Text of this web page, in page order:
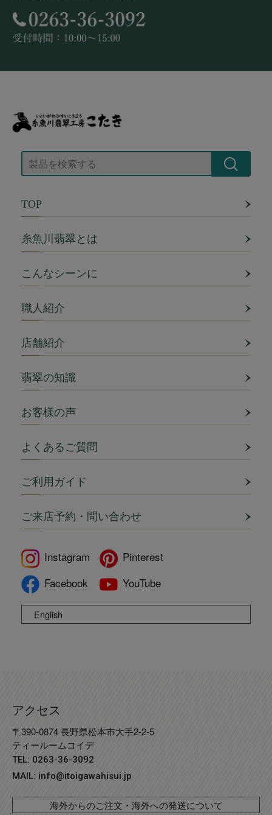
TOP
糸魚川翡翠とは
こんなシーンに
職人紹介
店舗紹介
翡翠の知識
お客様の声
よくあるご質問
ご利用ガイド
ご来店予約・問い合わせ
Instagram
Pinterest
Facebook
YouTube
English
アクセス
〒390-0874 長野県松本市大手2-2-5
ティールームコイデ
TEL: 0263-36-3092
MAIL: info@itoigawahisui.jp
海外からのご注文・海外への発送について